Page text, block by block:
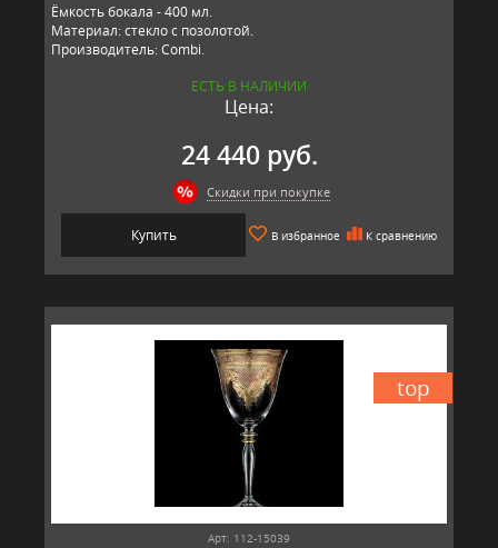
Ёмкость бокала - 400 мл.
Материал: стекло с позолотой.
Производитель: Combi.
ЕСТЬ В НАЛИЧИИ
Цена:
24 440 руб.
Скидки при покупке
Купить В избранное К сравнению
top
Арт: 112-15039